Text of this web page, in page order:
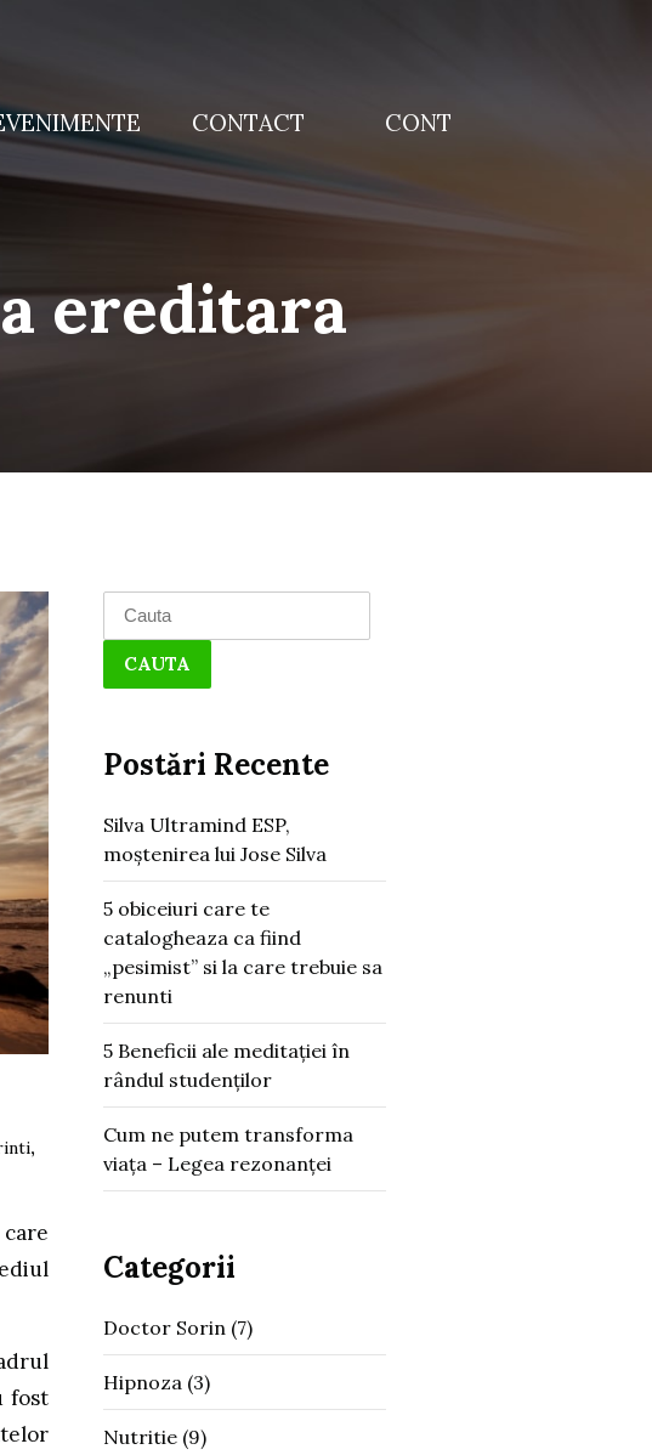
CONTACT CONT
ereditara
,
fost
Search
for:
Postări Recente
Silva Ultramind ESP,
moștenirea lui Jose Silva
5 obiceiuri care te
catalogheaza ca fiind
„pesimist” si la care trebuie sa
renunti
5 Beneficii ale meditației în
rândul studenților
Cum ne putem transforma
viața – Legea rezonanței
Categorii
Doctor Sorin (7)
Hipnoza (3)
Nutritie (9)